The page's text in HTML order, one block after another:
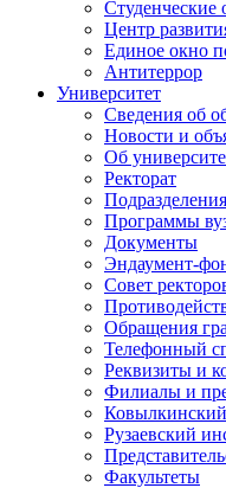
Студенческие
Центр
Единое окно
Антитеррор
Университет
Сведения об
Новости и
Об
Ректорат
Подразделения
Программы
Документы
Эндаумент-
Совет
Обращения
Телефонный
Реквизиты и
Филиалы и
Рузаевский
Факультеты